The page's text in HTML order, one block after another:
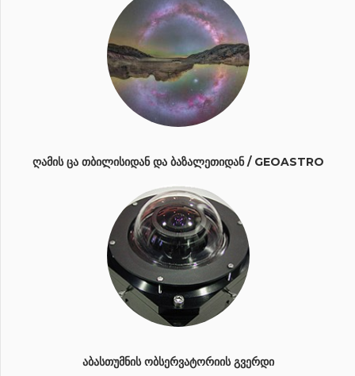
ᲦᲐᲛᲘᲡ ᲪᲐ ᲗᲑᲘᲚᲘᲡᲘᲓᲐᲜ ᲓᲐ ᲑᲐᲖᲐᲚᲔᲗᲘᲓᲐᲜ / GEOASTRO
ᲐᲑᲐᲡᲗᲣᲛᲜᲘᲡ ᲝᲑᲡᲔᲠᲕᲐᲢᲝᲠᲘᲘᲡ ᲒᲕᲔᲠᲓᲘ